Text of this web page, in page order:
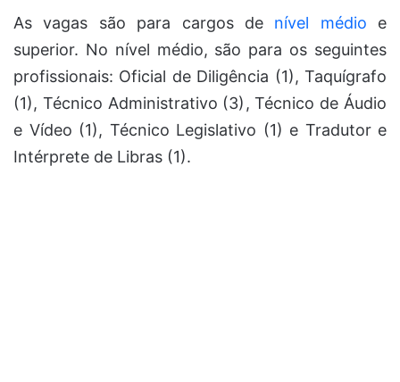
As vagas são para cargos de nível médio e
superior. No nível médio, são para os seguintes
profissionais: Oficial de Diligência (1), Taquígrafo
(1), Técnico Administrativo (3), Técnico de Áudio
e Vídeo (1), Técnico Legislativo (1) e Tradutor e
Intérprete de Libras (1).